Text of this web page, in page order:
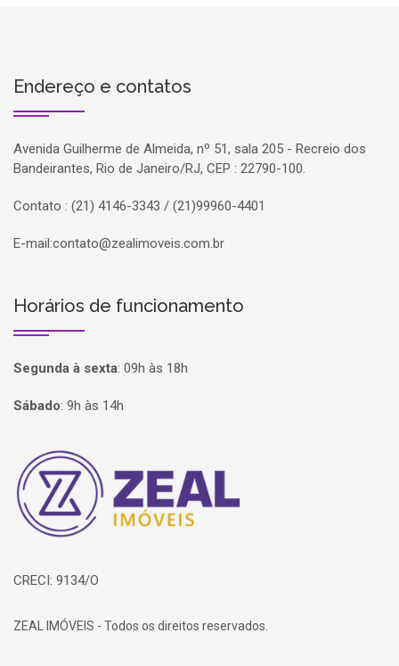
Endereço e contatos
Avenida Guilherme de Almeida, nº 51, sala 205 - Recreio dos
Bandeirantes, Rio de Janeiro/RJ, CEP : 22790-100.
Contato : (21) 4146-3343 / (21)99960-4401
E-mail:contato@zealimoveis.com.br
Horários de funcionamento
Segunda à sexta: 09h às 18h
Sábado: 9h às 14h
Página inicial
CRECI: 9134/O
ZEAL IMÓVEIS - Todos os direitos reservados.